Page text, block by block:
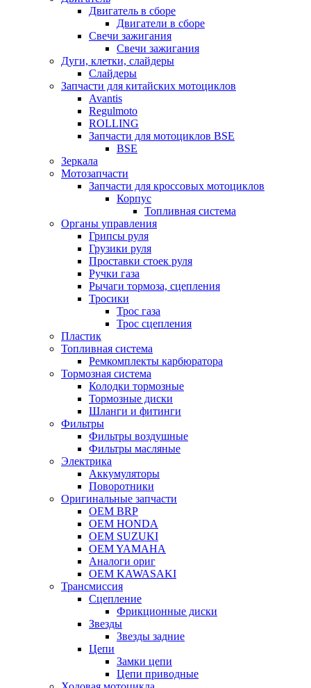
Двигатель в сборе
Двигатели в сборе
Свечи зажигания
Свечи зажигания
Дуги, клетки, слайдеры
Слайдеры
Запчасти для китайских мотоциклов
Avantis
Regulmoto
ROLLING
Запчасти для мотоциклов BSE
BSE
Зеркала
Мотозапчасти
Запчасти для кроссовых мотоциклов
Корпус
Топливная система
Органы управления
Грипсы руля
Грузики руля
Проставки стоек руля
Ручки газа
Рычаги тормоза, сцепления
Тросики
Трос газа
Трос сцепления
Пластик
Топливная система
Ремкомплекты карбюратора
Тормозная система
Колодки тормозные
Тормозные диски
Шланги и фитинги
Фильтры
Фильтры воздушные
Фильтры масляные
Электрика
Аккумуляторы
Поворотники
Оригинальные запчасти
OEM BRP
OEM HONDA
OEM SUZUKI
OEM YAMAHA
Аналоги ориг
OEM KAWASAKI
Трансмиссия
Cцепление
Фрикционные диски
Звезды
Звезды задние
Цепи
Замки цепи
Цепи приводные